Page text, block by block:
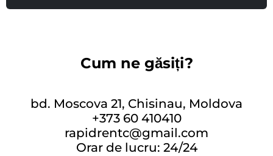
Cum ne găsiți?
bd. Moscova 21, Chisinau, Moldova
+373 60 410410
rapidrentc@gmail.com
Orar de lucru: 24/24